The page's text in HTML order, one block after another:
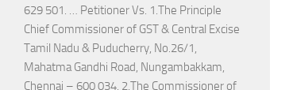
629 501. … Petitioner Vs. 1.The Principle
Chief Commissioner of GST & Central Excise
Tamil Nadu & Puducherry, No.26/1,
Mahatma Gandhi Road, Nungambakkam,
Chennai – 600 034. 2.The Commissioner of